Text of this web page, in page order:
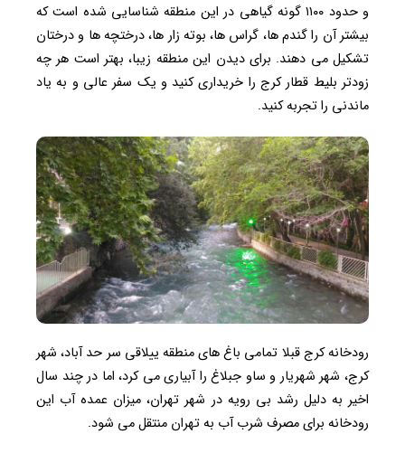
و حدود ۱۱۰۰ گونه گیاهی در این منطقه شناسایی شده است که
بیشتر آن را گندم ها، گراس ها، بوته زار ها، درختچه ها و درختان
تشکیل می دهند. برای دیدن این منطقه زیبا، بهتر است هر چه
زودتر بلیط قطار کرج را خریداری کنید و یک سفر عالی و به یاد
ماندنی را تجربه کنید.
رودخانه کرج قبلا تمامی باغ های منطقه ییلاقی سر حد آباد، شهر
کرج، شهر شهریار و ساو جبلاغ را آبیاری می کرد، اما در چند سال
اخیر به دلیل رشد بی رویه در شهر تهران، میزان عمده آب این
رودخانه برای مصرف شرب آب به تهران منتقل می شود.